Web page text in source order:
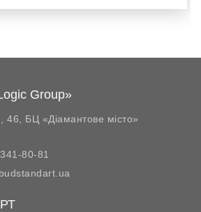
Group»
46, БЦ «Діамантове місто»
80-81